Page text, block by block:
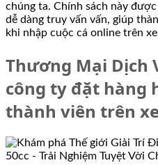
chúng ta. Chính sách này
dễ dàng truy vấn vấn, giúp
khi nhập cuộc cá online trên
Thương Mại Dịch
công ty đặt hàng
thành viên trên